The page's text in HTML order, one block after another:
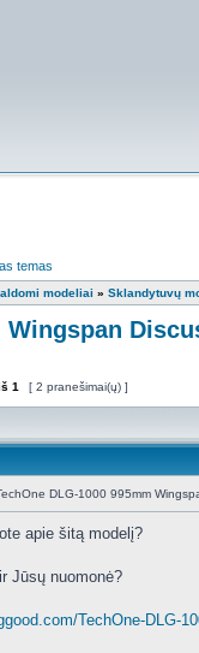
temas
modeliai » Sklandytuvų
Wingspan
1 [ 2 pranešimai(ų) ]
DLG-1000 995mm
apie šitą modelį?
Jūsų nuomonė?
TechOne-DLG-